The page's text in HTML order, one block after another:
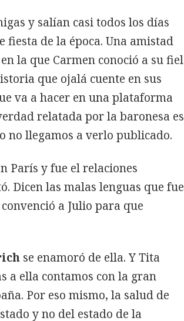
y salían casi todos los días
de la época. Una amistad
la que Carmen conoció a su fiel
que ojalá cuente en sus
va a hacer en una plataforma
relatada por la baronesa es
no llegamos a verlo publicado.
París y fue el relaciones
Dicen las malas lenguas que fue
a Julio para que
se enamoró de ella. Y Tita
a ella contamos con la gran
Por eso mismo, la salud de
y no del estado de la